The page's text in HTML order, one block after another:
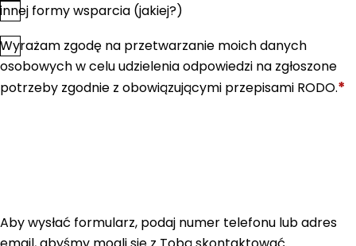
innej formy wsparcia (jakiej?)
Zgoda*
Wyrażam zgodę na przetwarzanie moich danych
osobowych w celu udzielenia odpowiedzi na zgłoszone
potrzeby zgodnie z obowiązującymi przepisami RODO.*
Aby wysłać formularz, podaj numer telefonu lub adres